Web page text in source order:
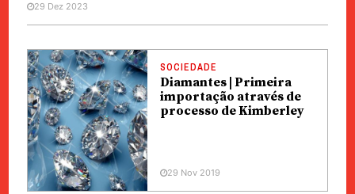
29 Dez 2023
SOCIEDADE
Diamantes | Primeira
importação através de
processo de Kimberley
29 Nov 2019